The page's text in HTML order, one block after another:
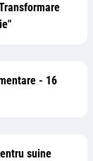
- 16
suine